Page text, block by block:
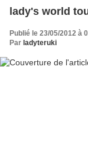
lady's world
Publié le 23/05/2012 à
Par ladyteruki